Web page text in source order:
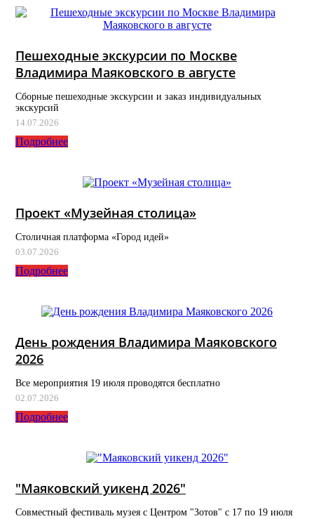
Пешеходные экскурсии по Москве
Владимира Маяковского в августе
Сборные пешеходные экскурсии и заказ индивидуальных
экскурсий
14.07.2026
Подробнее
Проект «Музейная столица»
Столичная платформа «Город идей»
03.07.2026
Подробнее
День рождения Владимира Маяковского
2026
Все мероприятия 19 июля проводятся бесплатно
02.07.2026
Подробнее
"Маяковский уикенд 2026"
Совместный фестиваль музея с Центром "Зотов" с 17 по 19 июля